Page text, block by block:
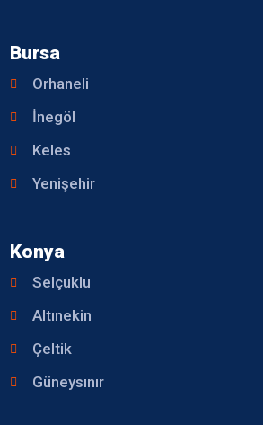
Bursa
Orhaneli
İnegöl
Keles
Yenişehir
Konya
Selçuklu
Altınekin
Çeltik
Güneysınır